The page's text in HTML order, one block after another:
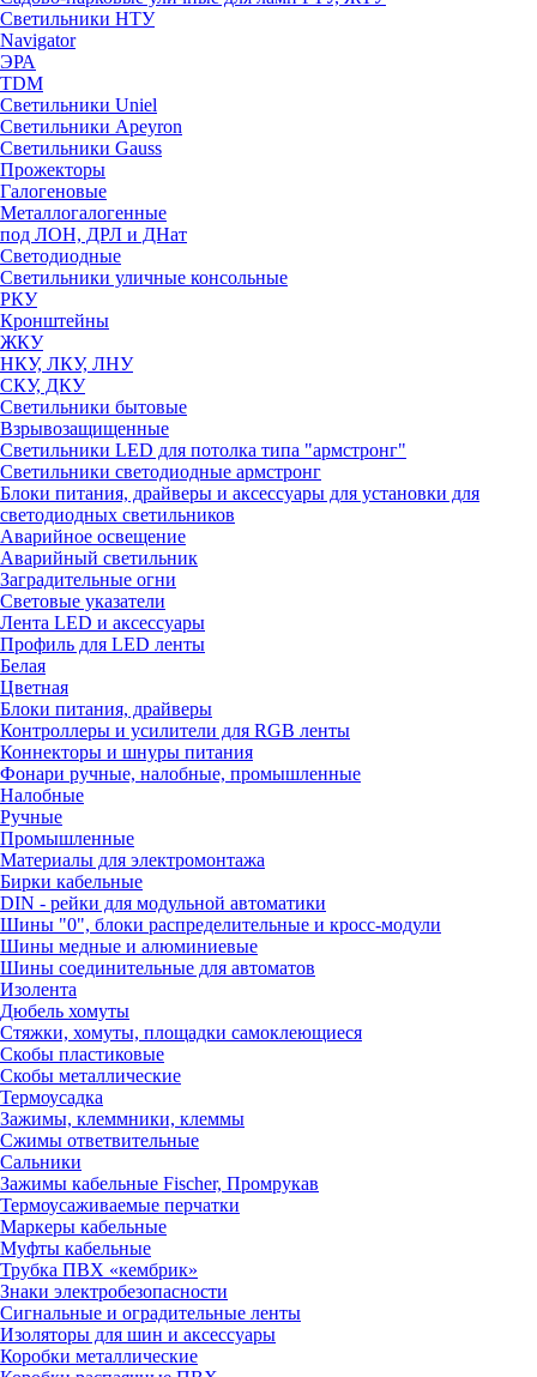
Светильники НТУ
Navigator
ЭРА
TDM
Светильники Uniel
Светильники Apeyron
Светильники Gauss
Прожекторы
Галогеновые
Металлогалогенные
под ЛОН, ДРЛ и ДНат
Светодиодные
Светильники уличные консольные
РКУ
Кронштейны
ЖКУ
НКУ, ЛКУ, ЛНУ
СКУ, ДКУ
Светильники бытовые
Взрывозащищенные
Светильники LED для потолка типа "армстронг"
Светильники светодиодные армстронг
Блоки питания, драйверы и аксессуары для установки для
светодиодных светильников
Аварийное освещение
Аварийный светильник
Заградительные огни
Световые указатели
Лента LED и аксессуары
Профиль для LED ленты
Белая
Цветная
Блоки питания, драйверы
Контроллеры и усилители для RGB ленты
Коннекторы и шнуры питания
Фонари ручные, налобные, промышленные
Налобные
Ручные
Промышленные
Материалы для электромонтажа
Бирки кабельные
DIN - рейки для модульной автоматики
Шины "0", блоки распределительные и кросс-модули
Шины медные и алюминиевые
Шины соединительные для автоматов
Изолента
Дюбель хомуты
Стяжки, хомуты, площадки самоклеющиеся
Скобы пластиковые
Скобы металлические
Термоусадка
Зажимы, клеммники, клеммы
Сжимы ответвительные
Сальники
Зажимы кабельные Fischer, Промрукав
Термоусаживаемые перчатки
Маркеры кабельные
Муфты кабельные
Трубка ПВХ «кембрик»
Знаки электробезопасности
Сигнальные и оградительные ленты
Изоляторы для шин и аксессуары
Коробки металлические